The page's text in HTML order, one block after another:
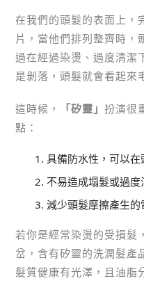
在我們的頭髮的表面上，
片，當他們排列整齊時，
過在經過染燙、過度清潔
是剝落，頭髮就會看起來
這時候， 「矽靈」扮演很
點：
具備防水性，可以
不易造成塌髮或過度
減少頭髮摩擦產生的
若你是經常染燙的受損髮
岔，含有矽靈的洗潤髮產
髮質健康有光澤，且油脂